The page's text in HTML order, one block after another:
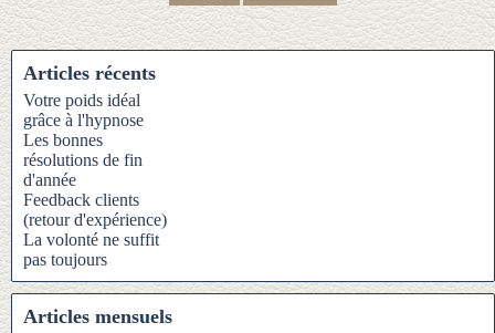
Articles récents
Votre poids idéal
grâce à l'hypnose
Les bonnes
résolutions de fin
d'année
Feedback clients
(retour d'expérience)
La volonté ne suffit
pas toujours
Articles mensuels